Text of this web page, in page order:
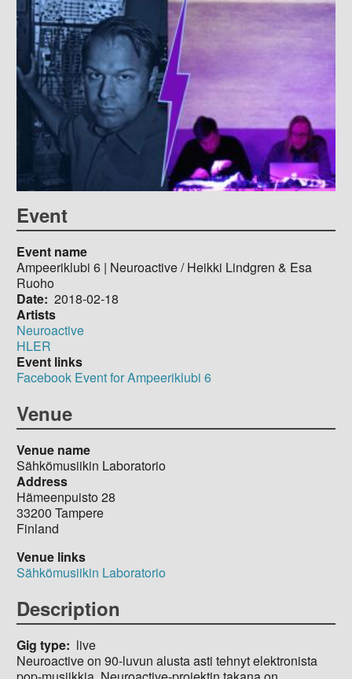
Event
Event name
Ampeeriklubi 6 | Neuroactive / Heikki Lindgren & Esa
Ruoho
Date 2018-02-18
Artists
Neuroactive
HLER
Event links
Facebook Event for Ampeeriklubi 6
Venue
Venue name
Sähkömusiikin Laboratorio
Address
Hämeenpuisto 28
33200 Tampere
Finland
Venue links
Sähkömusiikin Laboratorio
Description
Gig type
live
Neuroactive on 90-luvun alusta asti tehnyt elektronista